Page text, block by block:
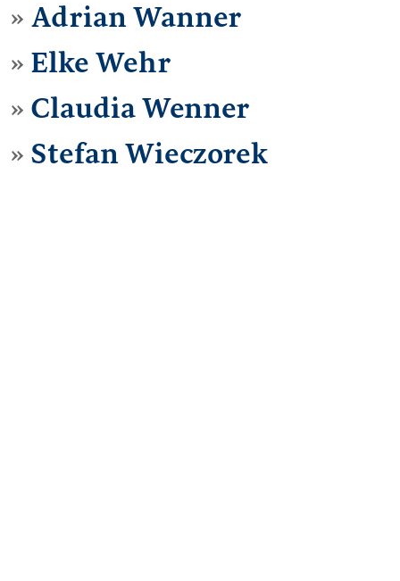
Adrian Wanner
Elke Wehr
Claudia Wenner
Stefan Wieczorek